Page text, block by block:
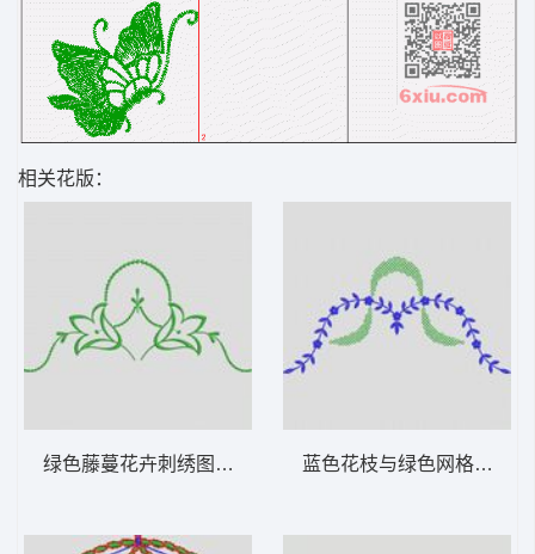
相关花版：
绿色藤蔓花卉刺绣图案 植物花型蓝色花枝与绿色网格装饰